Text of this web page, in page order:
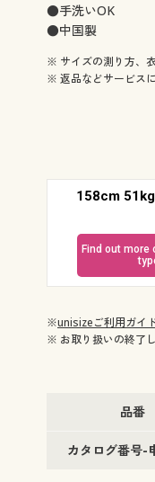
●手洗いOK
●中国製
※ サイズの測り方、
※ 返品などサービス
158cm
Find out more
※unisizeご利用ガイ
※ お取り扱いの終了
品番
カタログ番号-